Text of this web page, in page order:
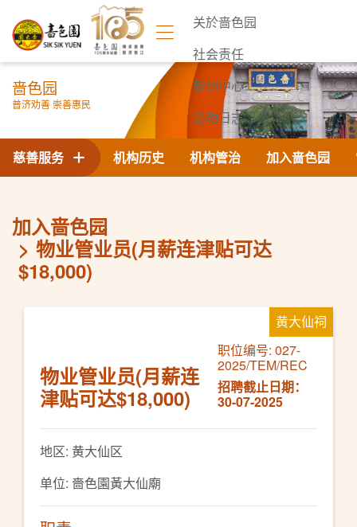
关於啬色园
社会责任
新闻中心
活动日志
联络我们
啬色园
普济劝善 崇善惠民
机构历史 机构管治 加入啬色园
慈善服务
加入啬色园
物业管业员(月薪连津贴可达
$18,000)
黄大仙祠
物业管业员(月薪连
津贴可达$18,000)
职位编号: 027-
2025/TEM/REC
招聘截止日期：
30-07-2025
地区: 黄大仙区
单位: 嗇色園黃大仙廟